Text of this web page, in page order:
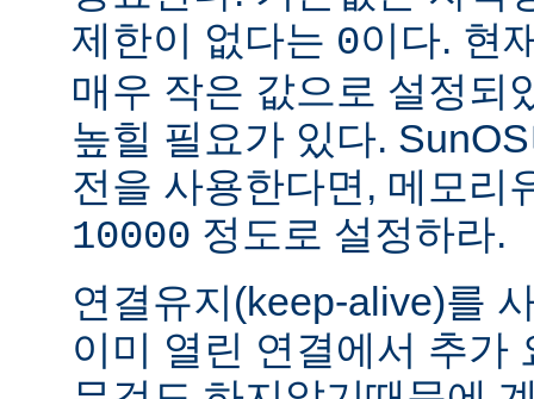
제한이 없다는 0이다. 현
매우 작은 값으로 설정되
높힐 필요가 있다.
전을 사용한다면, 메모리
10000 정도로 설정하라.
연결유지(keep-alive)를
이미 열린 연결에서 추가